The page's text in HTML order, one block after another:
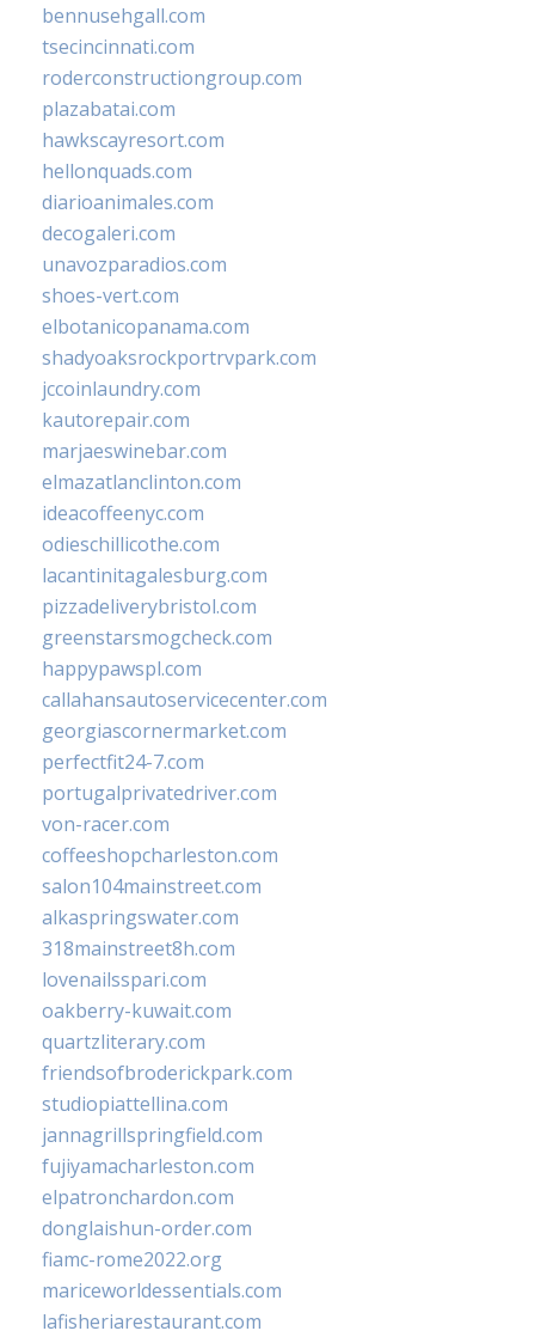
bennusehgall.com
tsecincinnati.com
roderconstructiongroup.com
plazabatai.com
hawkscayresort.com
hellonquads.com
diarioanimales.com
decogaleri.com
unavozparadios.com
shoes-vert.com
elbotanicopanama.com
shadyoaksrockportrvpark.com
jccoinlaundry.com
kautorepair.com
marjaeswinebar.com
elmazatlanclinton.com
ideacoffeenyc.com
odieschillicothe.com
lacantinitagalesburg.com
pizzadeliverybristol.com
greenstarsmogcheck.com
happypawspl.com
callahansautoservicecenter.com
georgiascornermarket.com
perfectfit24-7.com
portugalprivatedriver.com
von-racer.com
coffeeshopcharleston.com
salon104mainstreet.com
alkaspringswater.com
318mainstreet8h.com
lovenailsspari.com
oakberry-kuwait.com
quartzliterary.com
friendsofbroderickpark.com
studiopiattellina.com
jannagrillspringfield.com
fujiyamacharleston.com
elpatronchardon.com
donglaishun-order.com
fiamc-rome2022.org
mariceworldessentials.com
lafisheriarestaurant.com